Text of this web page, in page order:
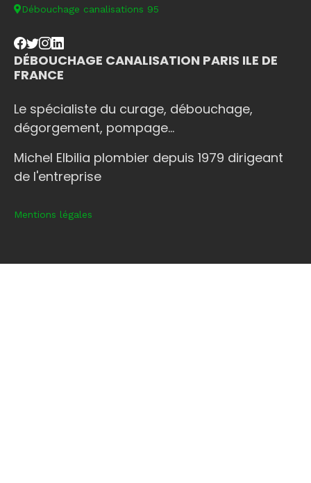
Débouchage canalisations 95
DÉBOUCHAGE CANALISATION PARIS ILE DE
FRANCE
Le spécialiste du curage, débouchage,
dégorgement, pompage...
Michel Elbilia plombier depuis 1979 dirigeant
de l'entreprise
Mentions légales